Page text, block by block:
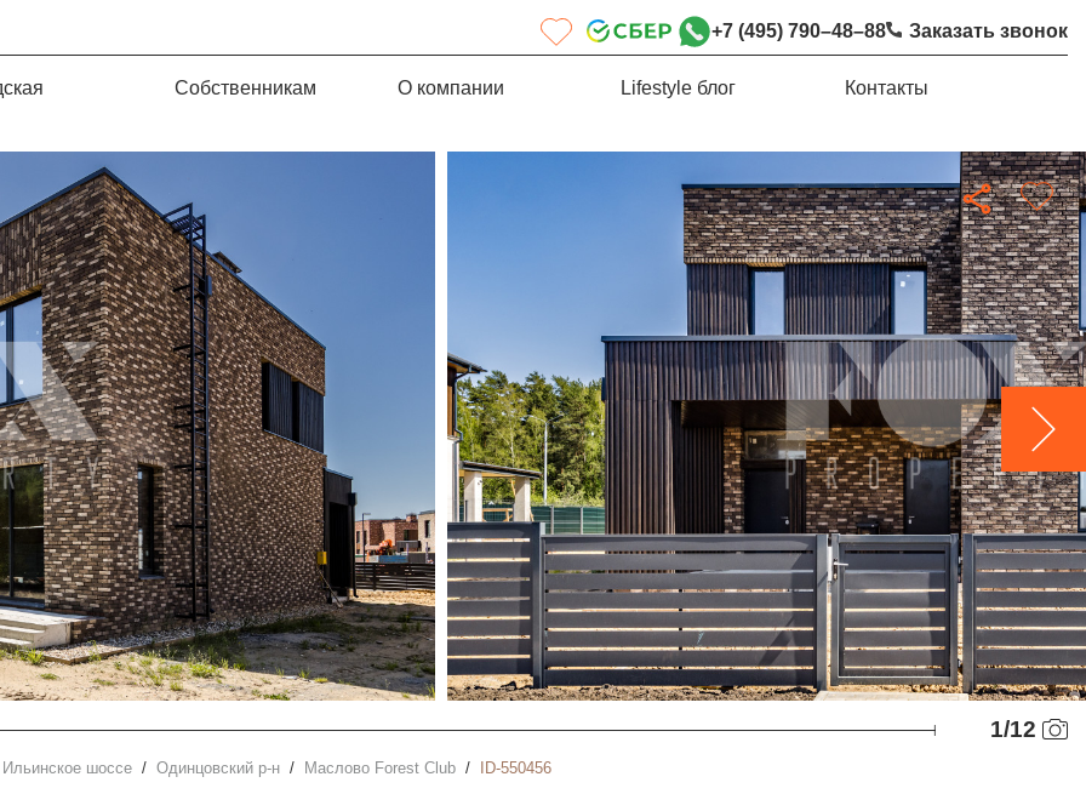
+7 (495) 790–48–88 Заказать звонок
Собственникам О компании Lifestyle блог Контакты
1/12
Ильинское шоссе Одинцовский р-н Маслово Forest Club ID-550456